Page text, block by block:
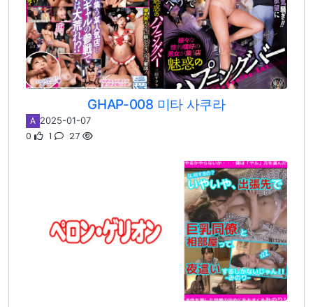
GHAP-008 미타 사쿠라
A 2025-01-07
0 1 27